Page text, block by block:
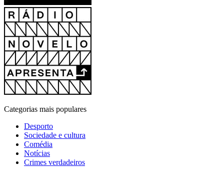
Categorias mais populares
Desporto
Sociedade e cultura
Comédia
Notícias
Crimes verdadeiros